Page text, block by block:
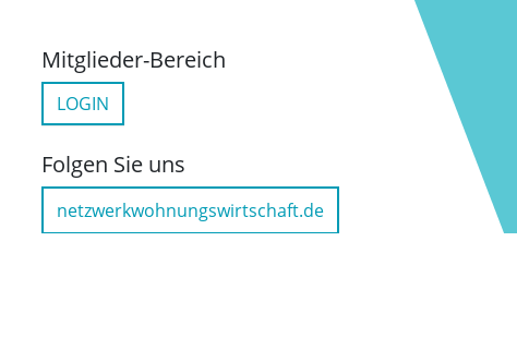
Mitglieder-Bereich
LOGIN
Folgen Sie uns
netzwerkwohnungswirtschaft.de